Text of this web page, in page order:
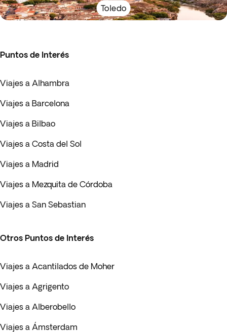
Toledo
Puntos de Interés
Viajes a Alhambra
Viajes a Barcelona
Viajes a Bilbao
Viajes a Costa del Sol
Viajes a Madrid
Viajes a Mezquita de Córdoba
Viajes a San Sebastian
Otros Puntos de Interés
Viajes a Acantilados de Moher
Viajes a Agrigento
Viajes a Alberobello
Viajes a Ámsterdam